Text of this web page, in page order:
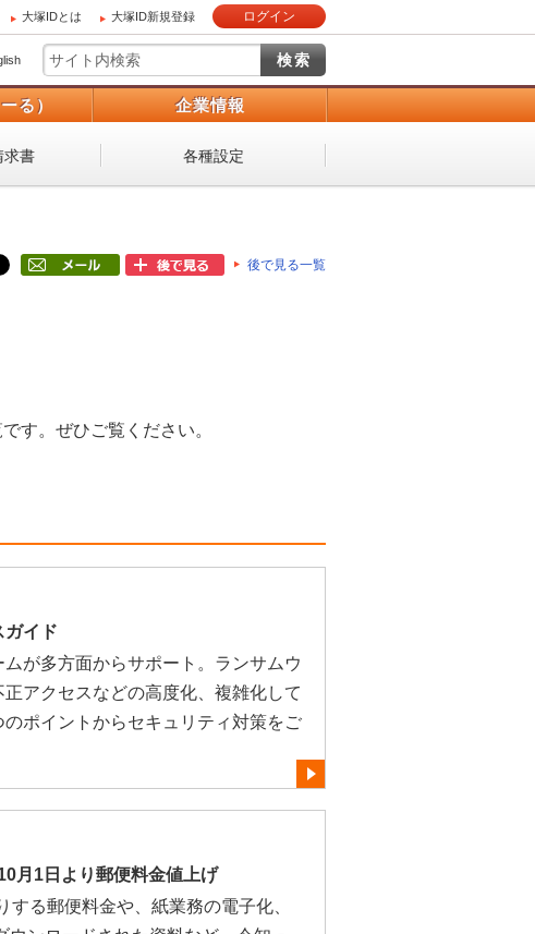
大塚IDとは 大塚ID新規登録 ログイン
る） 企業情報
求書 各種設定
後で見る一覧
す。ぜひご覧ください。
ガイド
が多方面からサポート。ランサムウ
アクセスなどの高度化、複雑化して
ポイントからセキュリティ対策をご
月1日より郵便料金値上げ
する郵便料金や、紙業務の電子化、